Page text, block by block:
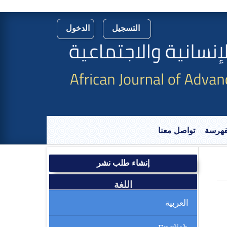
تواصل معنا
التسجيل الدخول
إنشاء طلب نشر
اللغة
العربية